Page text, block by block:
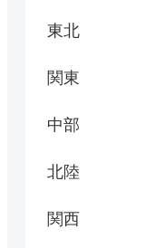
東北
関東
中部
北陸
関西